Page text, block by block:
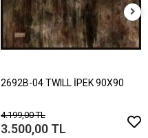
2692B-04 TWILL İPEK 90X90
4.199,00 TL
3.500,00 TL